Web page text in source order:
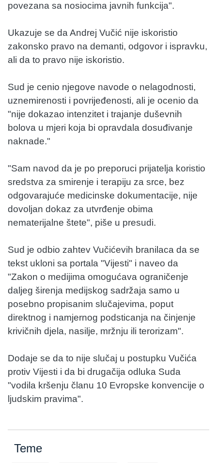
povezana sa nosiocima javnih funkcija".
Ukazuje se da Andrej Vučić nije iskoristio
zakonsko pravo na demanti, odgovor i ispravku,
ali da to pravo nije iskoristio.
Sud je cenio njegove navode o nelagodnosti,
uznemirenosti i povrijeđenosti, ali je ocenio da
"nije dokazao intenzitet i trajanje duševnih
bolova u mjeri koja bi opravdala dosuđivanje
naknade."
"Sam navod da je po preporuci prijatelja koristio
sredstva za smirenje i terapiju za srce, bez
odgovarajuće medicinske dokumentacije, nije
dovoljan dokaz za utvrđenje obima
nematerijalne štete", piše u presudi.
Sud je odbio zahtev Vučićevih branilaca da se
tekst ukloni sa portala "Vijesti" i naveo da
"Zakon o medijima omogućava ograničenje
daljeg širenja medijskog sadržaja samo u
posebno propisanim slučajevima, poput
direktnog i namjernog podsticanja na činjenje
krivičnih djela, nasilje, mržnju ili terorizam".
Dodaje se da to nije slučaj u postupku Vučića
protiv Vijesti i da bi drugačija odluka Suda
"vodila kršenju članu 10 Evropske konvencije o
ljudskim pravima".
Teme